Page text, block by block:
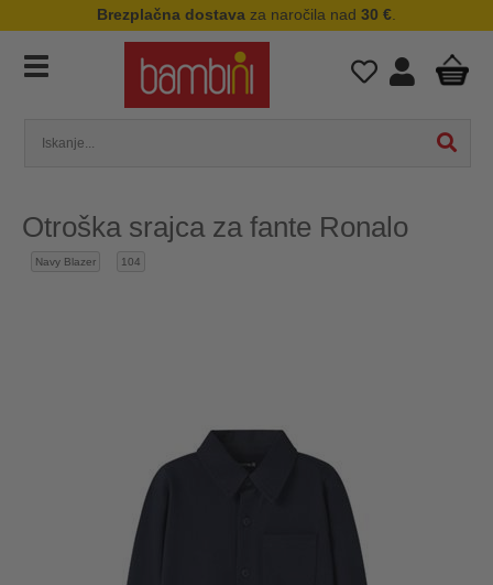
Brezplačna dostava za naročila nad 30 €
Otroška srajca za fante Ronalo
Navy Blazer 104